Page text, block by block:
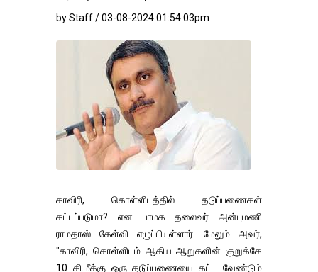
by Staff / 03-08-2024 01:54:03pm
காவிரி, கொள்ளிடத்தில் தடுப்பணைகள்
கட்டப்படுமா? என பாமக தலைவர் அன்புமணி
ராமதாஸ் கேள்வி எழுப்பியுள்ளார். மேலும் அவர்,
"காவிரி, கொள்ளிடம் ஆகிய ஆறுகளின் குறுக்கே
10 கி.மீக்கு ஒரு தடுப்பணையை கட்ட வேண்டும்